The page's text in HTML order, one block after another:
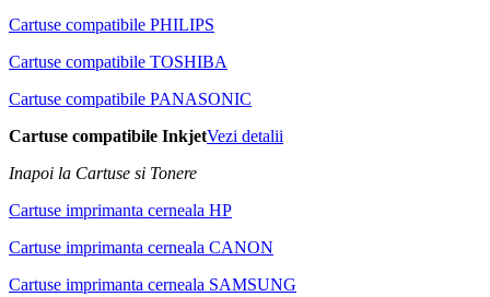
Cartuse compatibile PHILIPS
Cartuse compatibile TOSHIBA
Cartuse compatibile PANASONIC
Cartuse compatibile InkjetVezi detalii
Inapoi la Cartuse si Tonere
Cartuse imprimanta cerneala HP
Cartuse imprimanta cerneala CANON
Cartuse imprimanta cerneala SAMSUNG